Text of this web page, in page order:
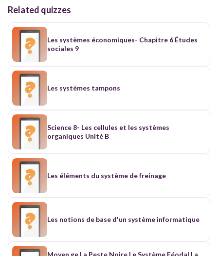
Related quizzes
Les systèmes économiques- Chapitre 6 Études
sociales 9
Les systèmes tampons
Science 8- Les cellules et les systèmes
organiques Unité B
Les éléments du système de freinage
Les notions de base d'un système informatique
Moyen ge La Peste Noire Le Système Féodal La